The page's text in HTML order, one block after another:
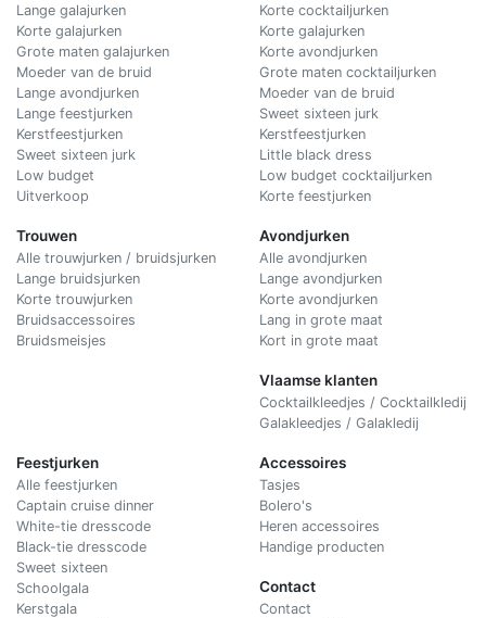
Lange galajurken
Korte galajurken
Grote maten galajurken
Moeder van de bruid
Lange avondjurken
Lange feestjurken
Kerstfeestjurken
Sweet sixteen jurk
Low budget
Uitverkoop
Trouwen
Alle trouwjurken / bruidsjurken
Lange bruidsjurken
Korte trouwjurken
Bruidsaccessoires
Bruidsmeisjes
Korte cocktailjurken
Korte galajurken
Korte avondjurken
Grote maten cocktailjurken
Moeder van de bruid
Sweet sixteen jurk
Kerstfeestjurken
Little black dress
Low budget cocktailjurken
Korte feestjurken
Avondjurken
Alle avondjurken
Lange avondjurken
Korte avondjurken
Lang in grote maat
Kort in grote maat
Vlaamse klanten
Cocktailkleedjes / Cocktailkledij
Galakleedjes / Galakledij
Feestjurken
Alle feestjurken
Captain cruise dinner
White-tie dresscode
Black-tie dresscode
Sweet sixteen
Schoolgala
Kerstgala
Accessoires
Tasjes
Bolero's
Heren accessoires
Handige producten
Contact
Contact